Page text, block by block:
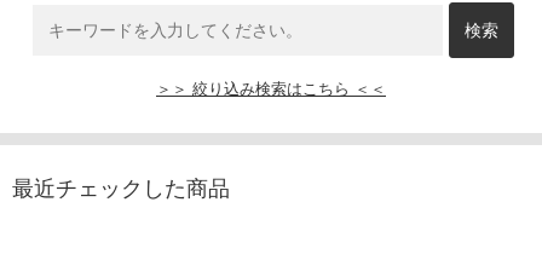
＞＞ 絞り込み検索はこちら ＜＜
最近チェックした商品